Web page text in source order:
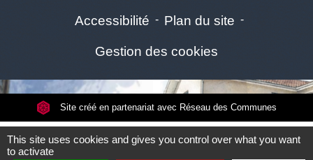
Accessibilité - Plan du site -
Gestion des cookies
Site créé en partenariat avec Réseau des Communes
This site uses cookies and gives you control over what you want
to activate